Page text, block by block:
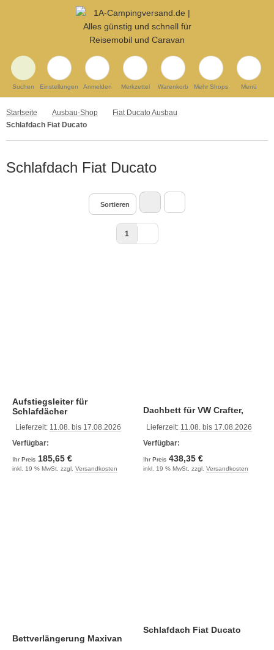
Suchen Einstellungen Anmelden Merkzettel Warenkorb Mehr Shops Menü
Startseite Ausbau-Shop
Fiat Ducato Ausbau
Schlafdach Fiat Ducato
Schlafdach Fiat Ducato
Sortieren
1
Aufstiegsleiter für
Schlafdächer
Lieferzeit: 11.08. bis 17.08.2026
Verfügbar:
Ihr Preis 185,65 €
inkl. 19 % MwSt. zzgl. Versandkosten
Dachbett für VW Crafter,
Universal
Lieferzeit: 11.08. bis 17.08.2026
Verfügbar:
Ihr Preis 438,35 €
inkl. 19 % MwSt. zzgl. Versandkosten
Bettverlängerung Maxivan
Schlafdach Fiat Ducato